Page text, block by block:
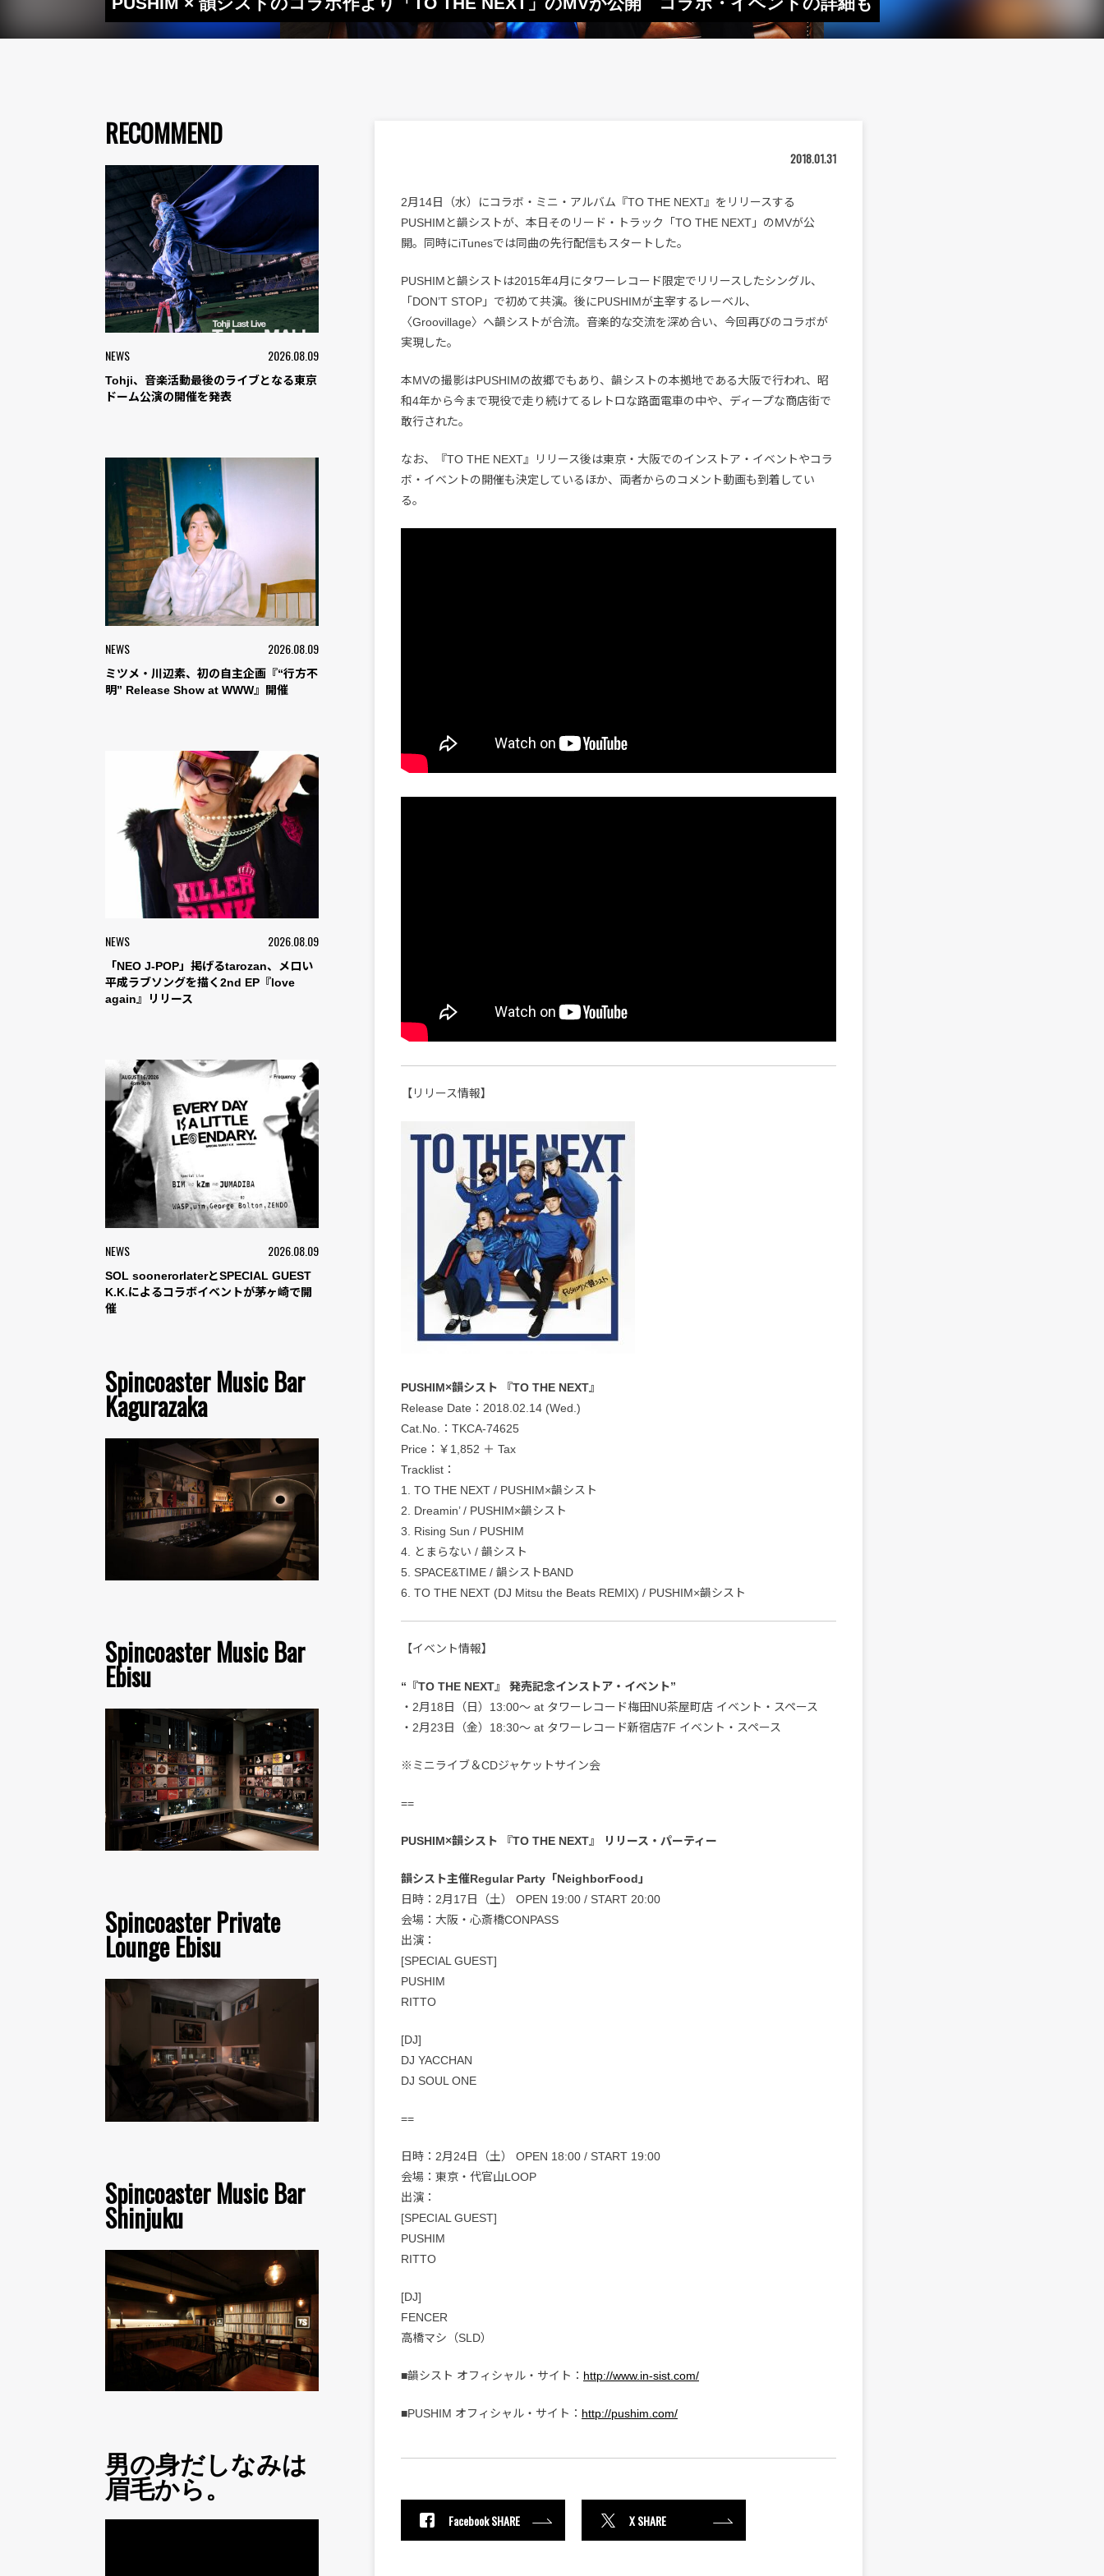
RECOMMEND
NEWS 2026.08.09
Tohji、音楽活動最後のライブとなる東京
ドーム公演の開催を発表
NEWS 2026.08.09
ミツメ・川辺素、初の自主企画『“行方不
明” Release Show at WWW』開催
NEWS 2026.08.09
「NEO J-POP」掲げるtarozan、メロい
平成ラブソングを描く2nd EP『love
again』リリース
NEWS 2026.08.09
SOL soonerorlaterとSPECIAL GUEST
K.K.によるコラボイベントが茅ヶ崎で開
催
Spincoaster Music Bar
Kagurazaka
Spincoaster Music Bar
Ebisu
Spincoaster Private
Lounge Ebisu
Spincoaster Music Bar
Shinjuku
男の身だしなみは
眉毛から。
2018.01.31
2月14日（水）にコラボ・ミニ・アルバム『TO THE NEXT』をリリースする
PUSHIMと韻シストが、本日そのリード・トラック「TO THE NEXT」のMVが公
開。同時にiTunesでは同曲の先行配信もスタートした。
PUSHIMと韻シストは2015年4月にタワーレコード限定でリリースしたシングル、
「DON’T STOP」で初めて共演。後にPUSHIMが主宰するレーベル、
〈Groovillage〉へ韻シストが合流。音楽的な交流を深め合い、今回再びのコラボが
実現した。
本MVの撮影はPUSHIMの故郷でもあり、韻シストの本拠地である大阪で行われ、昭
和4年から今まで現役で走り続けてるレトロな路面電車の中や、ディープな商店街で
敢行された。
なお、『TO THE NEXT』リリース後は東京・大阪でのインストア・イベントやコラ
ボ・イベントの開催も決定しているほか、両者からのコメント動画も到着してい
る。
【リリース情報】
PUSHIM×韻シスト 『TO THE NEXT』
Release Date：2018.02.14 (Wed.)
Cat.No.：TKCA-74625
Price：￥1,852 ＋ Tax
Tracklist：
1. TO THE NEXT / PUSHIM×韻シスト
2. Dreamin’ / PUSHIM×韻シスト
3. Rising Sun / PUSHIM
4. とまらない / 韻シスト
5. SPACE&TIME / 韻シストBAND
6. TO THE NEXT (DJ Mitsu the Beats REMIX) / PUSHIM×韻シスト
【イベント情報】
“『TO THE NEXT』 発売記念インストア・イベント”
・2月18日（日）13:00～ at タワーレコード梅田NU茶屋町店 イベント・スペース
・2月23日（金）18:30～ at タワーレコード新宿店7F イベント・スペース
※ミニライブ＆CDジャケットサイン会
==
PUSHIM×韻シスト 『TO THE NEXT』 リリース・パーティー
韻シスト主催Regular Party「NeighborFood」
日時：2月17日（土） OPEN 19:00 / START 20:00
会場：大阪・心斎橋CONPASS
出演：
[SPECIAL GUEST]
PUSHIM
RITTO
[DJ]
DJ YACCHAN
DJ SOUL ONE
==
日時：2月24日（土） OPEN 18:00 / START 19:00
会場：東京・代官山LOOP
出演：
[SPECIAL GUEST]
PUSHIM
RITTO
[DJ]
FENCER
高橋マシ（SLD）
■韻シスト オフィシャル・サイト： http://www.in-sist.com/
■PUSHIM オフィシャル・サイト： http://pushim.com/
Facebook SHARE X SHARE